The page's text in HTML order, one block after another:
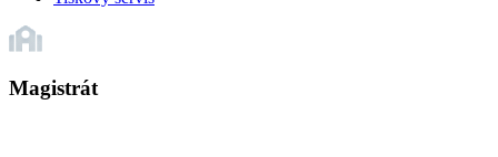
Magistrát